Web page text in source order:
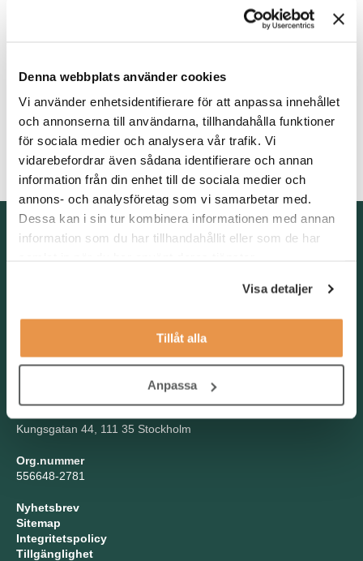
Denna webbplats använder cookies
Vi använder enhetsidentifierare för att anpassa innehållet
och annonserna till användarna, tillhandahålla funktioner
för sociala medier och analysera vår trafik. Vi
vidarebefordrar även sådana identifierare och annan
information från din enhet till de sociala medier och
annons- och analysföretag som vi samarbetar med.
Dessa kan i sin tur kombinera informationen med annan
information som du har tillhandahållit eller som de har
Visa detaljer
Tillåt alla
Anpassa
produktförsäljning och B2B. Då EcoGuard erbjuder
kundanpassade lösningar behöver du en grundläggande teknisk
CRM-system.
Du är en uthållig relationsbyggare och lyhörd för dina kunders
behov. Som person är du ansvarstagande och har ett
systematiskt arbetssätt. Vidare så är du resultatorienterad och
drivs av alla delarna i säljprocessen.
Kontakta oss
Boka möte
Besöksadress
Kungsgatan 44, Stockholm
Kungsgatan 44, 111 35 Stockholm
Org.nummer
556648-2781
Nyhetsbrev
Sitemap
Integritetspolicy
Tillgänglighet